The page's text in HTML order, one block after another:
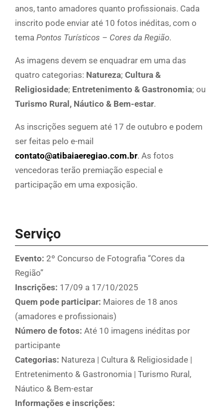
anos, tanto amadores quanto profissionais. Cada
inscrito pode enviar até 10 fotos inéditas, com o
tema Pontos Turísticos – Cores da Região.
As imagens devem se enquadrar em uma das
quatro categorias: Natureza; Cultura &
Religiosidade; Entretenimento & Gastronomia; ou
Turismo Rural, Náutico & Bem-estar.
As inscrições seguem até 17 de outubro e podem
ser feitas pelo e-mail
contato@atibaiaeregiao.com.br. As fotos
vencedoras terão premiação especial e
participação em uma exposição.
Serviço
Evento: 2º Concurso de Fotografia “Cores da
Região”
Inscrições: 17/09 a 17/10/2025
Quem pode participar: Maiores de 18 anos
(amadores e profissionais)
Número de fotos: Até 10 imagens inéditas por
participante
Categorias: Natureza | Cultura & Religiosidade |
Entretenimento & Gastronomia | Turismo Rural,
Náutico & Bem-estar
Informações e inscrições: